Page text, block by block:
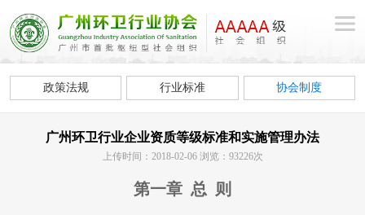
政策法规 行业标准 协会制度
广州环卫行业企业资质等级标准和实施管理办法
上传时间：2018-02-06 浏览：93226次
第一章 总 则